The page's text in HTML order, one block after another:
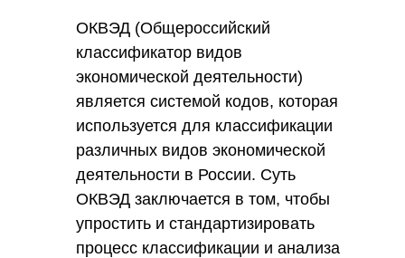
ОКВЭД (Общероссийский
классификатор видов
экономической деятельности)
является системой кодов, которая
используется для классификации
различных видов экономической
деятельности в России. Суть
ОКВЭД заключается в том, чтобы
упростить и стандартизировать
процесс классификации и анализа